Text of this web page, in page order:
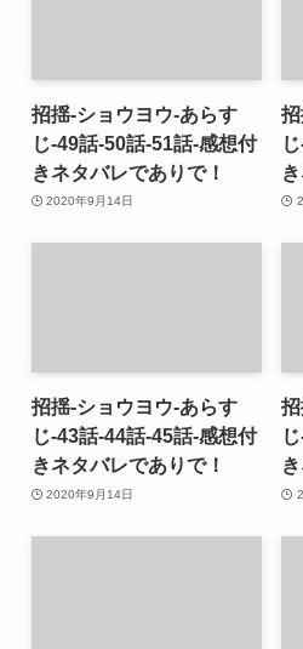
招揺-ショウヨウ-あらす
じ-49話-50話-51話-感想付
きネタバレでありで！
2020年9月14日
招揺-ショウヨウ-あらす
じ-43話-44話-45話-感想付
きネタバレでありで！
2020年9月14日